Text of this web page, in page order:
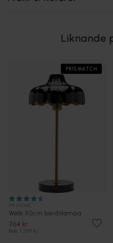
Liknande
PRISMATCH
Wells 50cm bordslampa
764 kr
Rek. 1 299 kr